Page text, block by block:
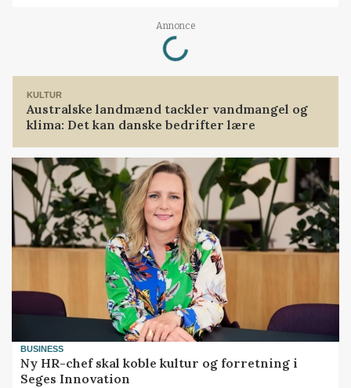
Annonce
Loading...
KULTUR
Australske landmænd tackler vandmangel og
klima: Det kan danske bedrifter lære
BUSINESS
Ny HR-chef skal koble kultur og forretning i
Seges Innovation